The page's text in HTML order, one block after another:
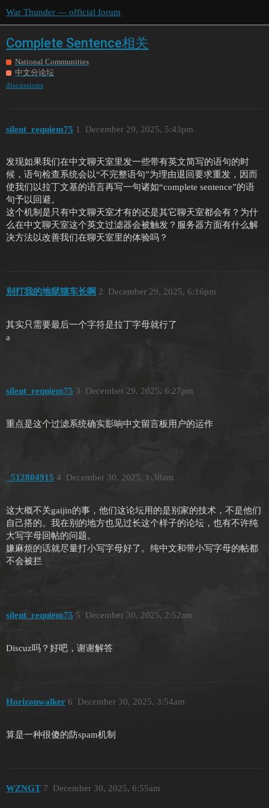
War Thunder — official forum
Complete Sentence相关
National Communities
中文分论坛
discussions
silent_requiem75 December 29, 2025, 5:43pm
1
发现如果我们在中文聊天室里发一些带有英文简写的语句的时
候，语句检查系统会以“不完整语句”为理由退回要求重发，因而
使我们以拉丁文基的语言再写一句诸如“complete sentence”的语
句予以回避。
这个机制是只有中文聊天室才有的还是其它聊天室都会有？为什
么在中文聊天室这个英文过滤器会被触发？服务器方面有什么解
决方法以改善我们在聊天室里的体验吗？
别打我的地狱猫车长啊 December 29, 2025, 6:16pm
2
其实只需要最后一个字符是拉丁字母就行了
a
silent_requiem75 December 29, 2025, 6:27pm
3
重点是这个过滤系统确实影响中文留言板用户的运作
_512804915 December 30, 2025, 1:38am
4
这大概不关gaijin的事，他们这论坛用的是别家的技术，不是他们
自己搭的。我在别的地方也见过长这个样子的论坛，也有不许纯
大写字母回帖的问题。
嫌麻烦的话就尽量打小写字母好了。纯中文和带小写字母的帖都
不会被拦
silent_requiem75 December 30, 2025, 2:52am
5
Discuz吗？好吧，谢谢解答
Horizonwalker December 30, 2025, 3:54am
6
算是一种很傻的防spam机制
WZNGT December 30, 2025, 6:55am
7